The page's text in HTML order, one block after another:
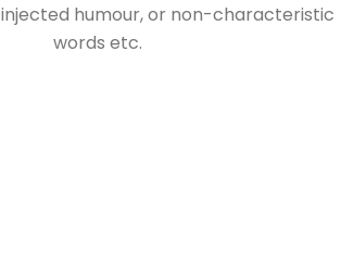
humour, or non-characteristic
words etc.